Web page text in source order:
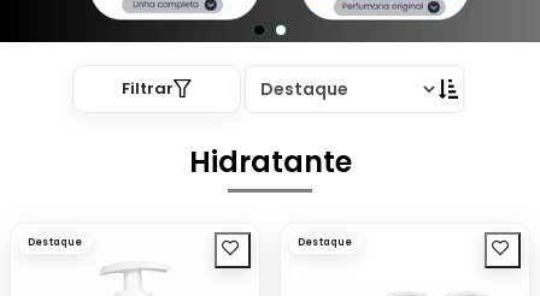
Filtrar
Hidratante
Destaque Destaque